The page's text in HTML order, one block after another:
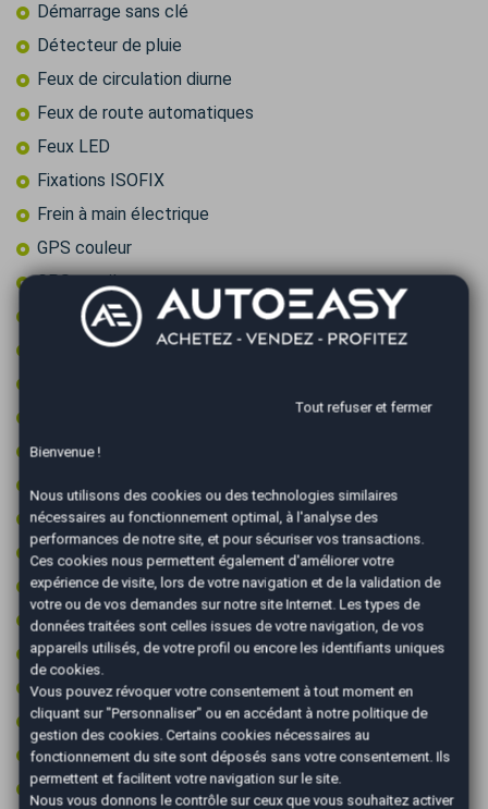
Démarrage sans clé
Détecteur de pluie
Feux de circulation diurne
Feux de route automatiques
Feux LED
Fixations ISOFIX
Frein à main électrique
GPS couleur
GPS tactile
Intérieur cuir
Jantes aluminium
Ouverture du coffre électrique
Palettes au volant
Pare-brise chauffant
Prise 12v
Prise audio USB
Radar arrière de détection d'obstacles
Radar avant de détection d'obstacles
Reconnaissance des panneaux de signalisation
Régulateur de vitesse
Retroviseur intérieur électrochrome
Rétroviseurs dégivrants
Tout refuser et fermer
Bienvenue !
Nous utilisons des cookies ou des technologies similaires
nécessaires au fonctionnement optimal, à l'analyse des
performances de notre site, et pour sécuriser vos transactions.
Ces cookies nous permettent également d'améliorer votre
expérience de visite, lors de votre navigation et de la validation de
votre ou de vos demandes sur notre site Internet. Les types de
données traitées sont celles issues de votre navigation, de vos
appareils utilisés, de votre profil ou encore les identifiants uniques
de cookies.
Vous pouvez révoquer votre consentement à tout moment en
cliquant sur "Personnaliser" ou en accédant à notre politique de
gestion des cookies. Certains cookies nécessaires au
fonctionnement du site sont déposés sans votre consentement. Ils
permettent et facilitent votre navigation sur le site.
Nous vous donnons le contrôle sur ceux que vous souhaitez activer